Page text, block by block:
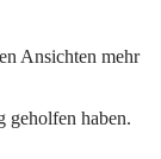
Ansichten mehr
geholfen haben.